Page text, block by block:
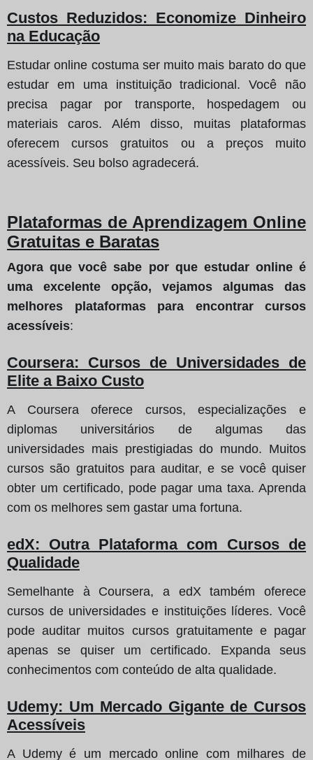
Custos Reduzidos: Economize Dinheiro
na Educação
Estudar online costuma ser muito mais barato do que
estudar em uma instituição tradicional. Você não
precisa pagar por transporte, hospedagem ou
materiais caros. Além disso, muitas plataformas
oferecem cursos gratuitos ou a preços muito
acessíveis. Seu bolso agradecerá.
Plataformas de Aprendizagem Online
Gratuitas e Baratas
Agora que você sabe por que estudar online é
uma excelente opção, vejamos algumas das
melhores plataformas para encontrar cursos
acessíveis:
Coursera: Cursos de Universidades de
Elite a Baixo Custo
A Coursera oferece cursos, especializações e
diplomas universitários de algumas das
universidades mais prestigiadas do mundo. Muitos
cursos são gratuitos para auditar, e se você quiser
obter um certificado, pode pagar uma taxa. Aprenda
com os melhores sem gastar uma fortuna.
edX: Outra Plataforma com Cursos de
Qualidade
Semelhante à Coursera, a edX também oferece
cursos de universidades e instituições líderes. Você
pode auditar muitos cursos gratuitamente e pagar
apenas se quiser um certificado. Expanda seus
conhecimentos com conteúdo de alta qualidade.
Udemy: Um Mercado Gigante de Cursos
Acessíveis
A Udemy é um mercado online com milhares de